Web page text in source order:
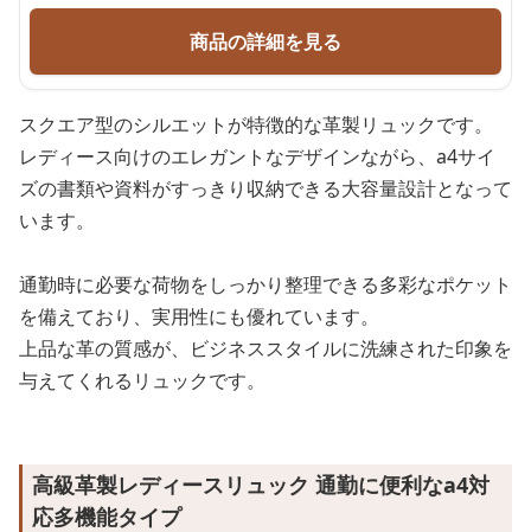
商品の詳細を見る
スクエア型のシルエットが特徴的な革製リュックです。
レディース向けのエレガントなデザインながら、a4サイ
ズの書類や資料がすっきり収納できる大容量設計となって
います。
通勤時に必要な荷物をしっかり整理できる多彩なポケット
を備えており、実用性にも優れています。
上品な革の質感が、ビジネススタイルに洗練された印象を
与えてくれるリュックです。
高級革製レディースリュック 通勤に便利なa4対
応多機能タイプ